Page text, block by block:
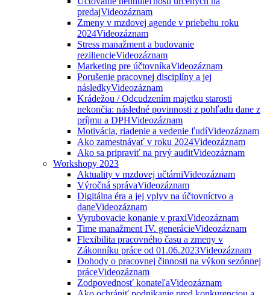
predajVideozáznam
Zmeny v mzdovej agende v priebehu roku
2024Videozáznam
Stress manažment a budovanie
reziliencieVideozáznam
Marketing pre účtovníkaVideozáznam
Porušenie pracovnej disciplíny a jej
následkyVideozáznam
Krádežou / Odcudzením majetku starosti
nekončia: následné povinnosti z pohľadu dane z
príjmu a DPHVideozáznam
Motivácia, riadenie a vedenie ľudíVideozáznam
Ako zamestnávať v roku 2024Videozáznam
Ako sa pripraviť na prvý auditVideozáznam
Workshopy 2023
Aktuality v mzdovej učtárniVideozáznam
Výročná správaVideozáznam
Digitálna éra a jej vplyv na účtovníctvo a
daneVideozáznam
Vyrubovacie konanie v praxiVideozáznam
Time manažment IV. generácieVideozáznam
Flexibilita pracovného času a zmeny v
Zákonníku práce od 01.06.2023Videozáznam
Dohody o pracovnej činnosti na výkon sezónnej
práceVideozáznam
Zodpovednosť konateľaVideozáznam